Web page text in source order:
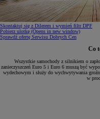
Skontaktuj się z Dilerem i wymień filtr DPF
Pobierz ulotkę (Opens in new window)
Sprawdź ofertę Serwisu Dobrych Cen
Co
Wszystkie samochody z silnikiem o
zanieczyszczeń Euro 5 i Euro 6 muszą być
wydechowym i służy do wychwytywania
w